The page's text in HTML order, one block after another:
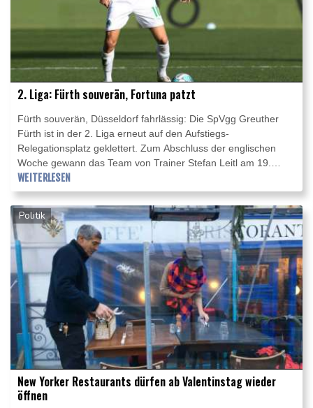
2. Liga: Fürth souverän, Fortuna patzt
Fürth souverän, Düsseldorf fahrlässig: Die SpVgg Greuther
Fürth ist in der 2. Liga erneut auf den Aufstiegs-
Relegationsplatz geklettert. Zum Abschluss der englischen
Woche gewann das Team von Trainer Stefan Leitl am 19.
Spieltag gegen Erzgebirge Aue mit 3:0 (2:0). Fortuna
Düsseldorf hingegen patzte ebenso überraschend wie unnötig
beim Tabellenschlusslicht Würzburger Kickers und verlor nach
neun Spielen in Serie ohne Niederlage 1:2 (1:1).
WEITERLESEN
Politik
New Yorker Restaurants dürfen ab Valentinstag wieder
öffnen